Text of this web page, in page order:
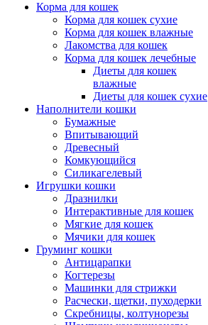
Корма для кошек
Корма для кошек сухие
Корма для кошек влажные
Лакомства для кошек
Корма для кошек лечебные
Диеты для кошек
влажные
Диеты для кошек сухие
Наполнители кошки
Бумажные
Впитывающий
Древесный
Комкующийся
Силикагелевый
Игрушки кошки
Дразнилки
Интерактивные для кошек
Мягкие для кошек
Мячики для кошек
Груминг кошки
Антицарапки
Когтерезы
Машинки для стрижки
Расчески, щетки, пуходерки
Скребницы, колтунорезы